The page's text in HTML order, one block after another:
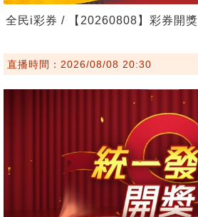
全民i彩券 / 【20260808】彩券開獎
直播時間：2026/08/08 20:30